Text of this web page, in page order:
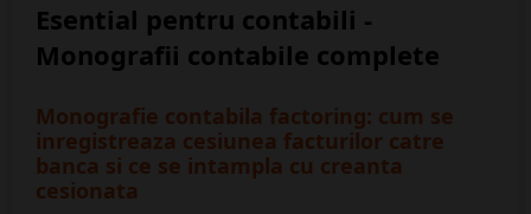
Esential pentru contabili -
Monografii contabile complete
Monografie contabila factoring: cum se
inregistreaza cesiunea facturilor catre
banca si ce se intampla cu creanta
cesionata